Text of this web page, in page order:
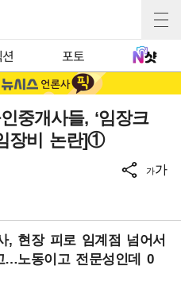
포토
중개사들, ‘임장크
장비 논란]①
가가
, 현장 피로 임계점 넘어서
…노동이고 전문성인데 0